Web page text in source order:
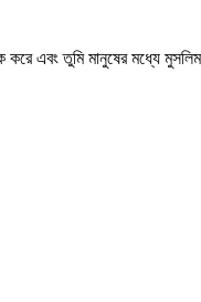
তুমি মানুষের মধ্যে